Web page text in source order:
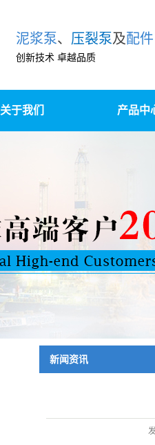
泥浆泵、 压裂泵及配件
创新技术 卓越品质
关于我们 产品中
高压锻造及精
新闻资讯